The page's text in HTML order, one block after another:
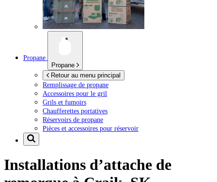
Propane
Propane
Retour au menu principal
Remplissage de propane
Accessoires pour le gril
Grils et fumoirs
Chaufferettes portatives
Réservoirs de propane
Pièces et accessoires pour réservoir
Installations d’attache de